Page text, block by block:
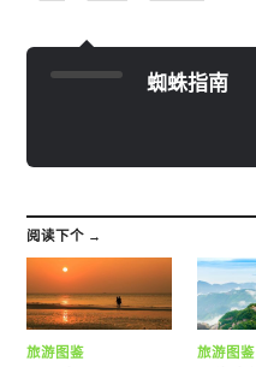
蜘蛛指南
阅读下个 →
旅游图鉴 旅游图鉴